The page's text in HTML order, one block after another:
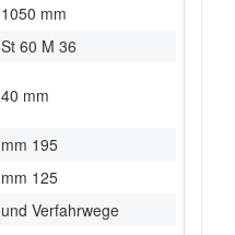
1050 mm
St 60 M 36
40 mm
mm 195
mm 125
und Verfahrwege